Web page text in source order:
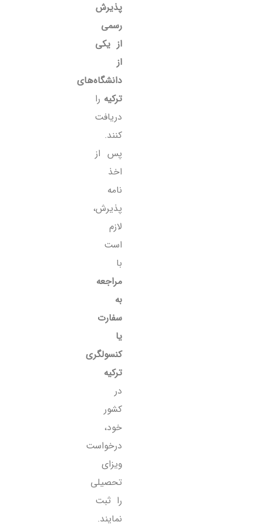
پذیرش
رسمی
از یکی
از
دانشگاه‌های
ترکیه را
دریافت
کنند.
پس از
اخذ
نامه
پذیرش،
لازم
است
با
مراجعه
به
سفارت
یا
کنسولگری
ترکیه
در
کشور
خود،
درخواست
ویزای
تحصیلی
را ثبت
نمایند.